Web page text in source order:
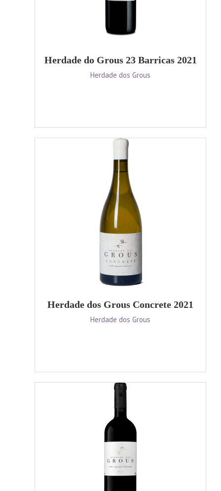
Herdade do Grous 23 Barricas 2021
Herdade dos Grous
Herdade dos Grous Concrete 2021
Herdade dos Grous